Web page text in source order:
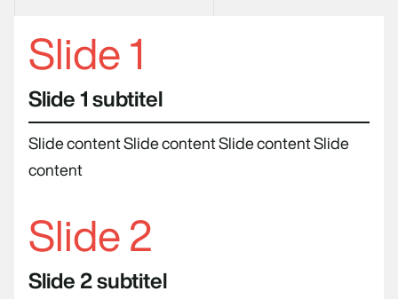
Slide 1
Slide 1 subtitel
Slide content Slide content Slide content Slide
content
Slide 2
Slide 2 subtitel